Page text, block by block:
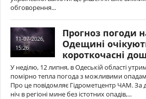
обговорення...
11-07-2026,
15:26
Прогноз погоди
Одещині
короткочасні
У неділю, 12 липня, в Одеській області
помірно тепла погода з можливими
Про це повідомляє Гідрометцентр ЧАМ. За
ніч в регіоні мине без істотних опадів,...